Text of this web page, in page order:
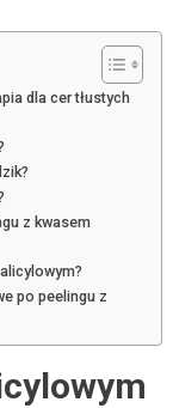
dla cer tłustych
z kwasem
po peelingu z